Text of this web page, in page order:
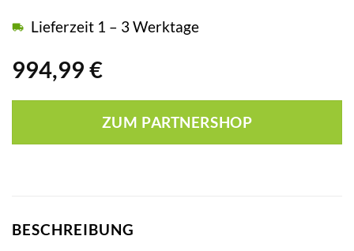
994,99 €
Lieferzeit 1 – 3 Werktage
ZUM PARTNERSHOP
BESCHREIBUNG